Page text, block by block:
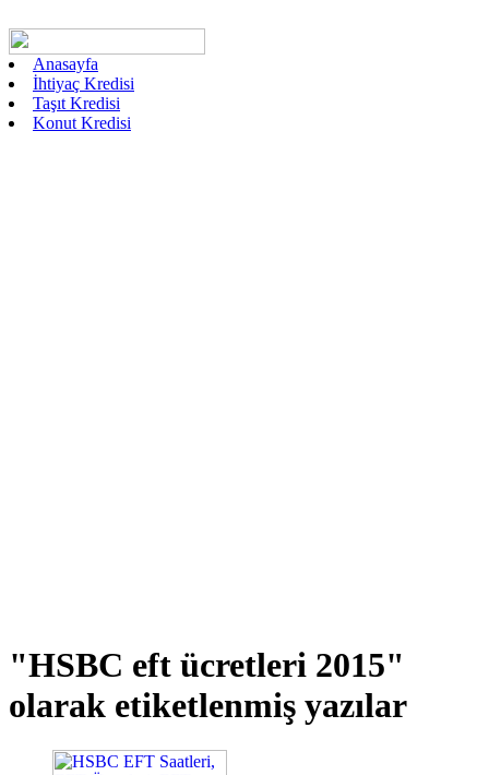
Anasayfa
İhtiyaç Kredisi
Taşıt Kredisi
Konut Kredisi
"HSBC eft ücretleri 2015"
olarak etiketlenmiş yazılar